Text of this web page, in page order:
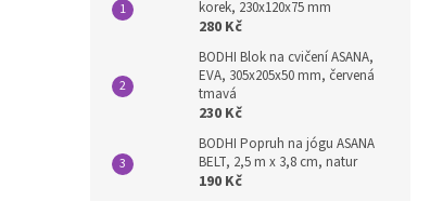
korek, 230x120x75 mm
280 Kč
BODHI Blok na cvičení ASANA,
EVA, 305x205x50 mm, červená
tmavá
230 Kč
BODHI Popruh na jógu ASANA
BELT, 2,5 m x 3,8 cm, natur
190 Kč